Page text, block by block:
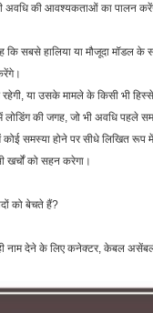
अवधि की आवश्यकताओं का पालन
कि सबसे हालिया या मौजूदा
रहेगी, या उसके मामले के किसी भी
की जगह, जो भी अवधि पहले
समस्या होने पर सीधे लिखित रूप
खर्चों को सहन करेगा।
को बेचते हैं?
नाम देने के लिए कनेक्टर, केबल